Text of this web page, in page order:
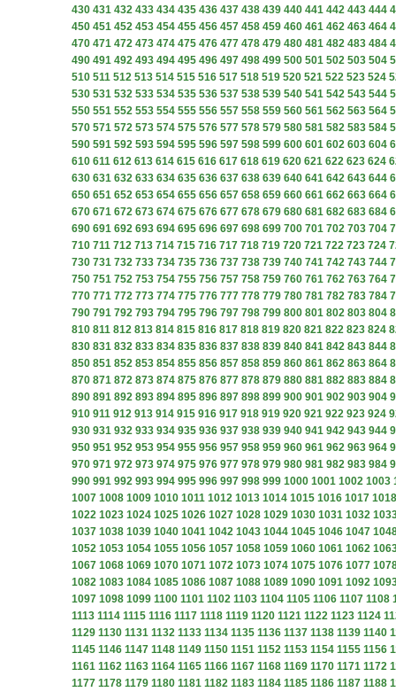
430 431 432 433 434 435 436 437 438 439 440 441 442 443 444
450 451 452 453 454 455 456 457 458 459 460 461 462 463 464
470 471 472 473 474 475 476 477 478 479 480 481 482 483 484
490 491 492 493 494 495 496 497 498 499 500 501 502 503 504
510 511 512 513 514 515 516 517 518 519 520 521 522 523 524
530 531 532 533 534 535 536 537 538 539 540 541 542 543 544
550 551 552 553 554 555 556 557 558 559 560 561 562 563 564
570 571 572 573 574 575 576 577 578 579 580 581 582 583 584
590 591 592 593 594 595 596 597 598 599 600 601 602 603 604
610 611 612 613 614 615 616 617 618 619 620 621 622 623 624
630 631 632 633 634 635 636 637 638 639 640 641 642 643 644
650 651 652 653 654 655 656 657 658 659 660 661 662 663 664
670 671 672 673 674 675 676 677 678 679 680 681 682 683 684
690 691 692 693 694 695 696 697 698 699 700 701 702 703 704
710 711 712 713 714 715 716 717 718 719 720 721 722 723 724
730 731 732 733 734 735 736 737 738 739 740 741 742 743 744
750 751 752 753 754 755 756 757 758 759 760 761 762 763 764
770 771 772 773 774 775 776 777 778 779 780 781 782 783 784
790 791 792 793 794 795 796 797 798 799 800 801 802 803 804
810 811 812 813 814 815 816 817 818 819 820 821 822 823 824
830 831 832 833 834 835 836 837 838 839 840 841 842 843 844
850 851 852 853 854 855 856 857 858 859 860 861 862 863 864
870 871 872 873 874 875 876 877 878 879 880 881 882 883 884
890 891 892 893 894 895 896 897 898 899 900 901 902 903 904
910 911 912 913 914 915 916 917 918 919 920 921 922 923 924
930 931 932 933 934 935 936 937 938 939 940 941 942 943 944
950 951 952 953 954 955 956 957 958 959 960 961 962 963 964
970 971 972 973 974 975 976 977 978 979 980 981 982 983 984
990 991 992 993 994 995 996 997 998 999 1000 1001 1002 1003
1007 1008 1009 1010 1011 1012 1013 1014 1015 1016 1017 1018
1022 1023 1024 1025 1026 1027 1028 1029 1030 1031 1032
1037 1038 1039 1040 1041 1042 1043 1044 1045 1046 1047
1052 1053 1054 1055 1056 1057 1058 1059 1060 1061 1062
1067 1068 1069 1070 1071 1072 1073 1074 1075 1076 1077
1082 1083 1084 1085 1086 1087 1088 1089 1090 1091 1092
1097 1098 1099 1100 1101 1102 1103 1104 1105 1106 1107 1108
1113 1114 1115 1116 1117 1118 1119 1120 1121 1122 1123 1124
1129 1130 1131 1132 1133 1134 1135 1136 1137 1138 1139 1140
1145 1146 1147 1148 1149 1150 1151 1152 1153 1154 1155 1156
1161 1162 1163 1164 1165 1166 1167 1168 1169 1170 1171 1172
1177 1178 1179 1180 1181 1182 1183 1184 1185 1186 1187 1188